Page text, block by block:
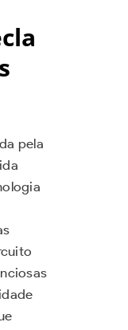
pela